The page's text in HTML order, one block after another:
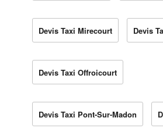
Devis Taxi Mirecourt Devis
Devis Taxi Offroicourt
Devis Taxi Pont-Sur-Madon